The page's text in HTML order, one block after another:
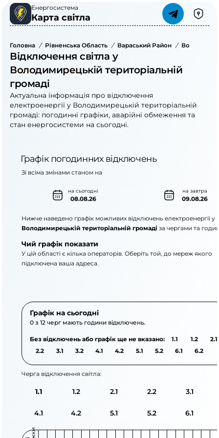
Енергосистема
Карта світла
Головна / Рівненська Область / Вараський Район /
Відключення світла у
Володимирецькій територіальній
громаді
Актуальна інформація про відключення
електроенергії у Володимирецькій територіальній
громаді: погодинні графіки, аварійні обмеження та
стан енергосистеми на сьогодні.
Графік погодинних відключень
на сьогодні
08.08.26
на завтра
09.08.26
Зі всіма змінами станом на
Нижче наведено графік можливих відключень електроенергії у
Володимирецькій територіальній громаді за чергами та
Чий графік показати
У цій області є кілька операторів. Оберіть той, до мереж якого
підключена ваша адреса.
Графік на сьогодні
0 з 12 черг мають години відключень.
Без відключень або графік ще не вказано: 1.1 1.2
2.1
2.2
3.1 3.2 4.1 4.2 5.1 5.2 6.1 6.2
Черга відключення світла:
1.1 1.2 2.1 2.2 3.1
4.1 4.2 5.1 5.2 6.1